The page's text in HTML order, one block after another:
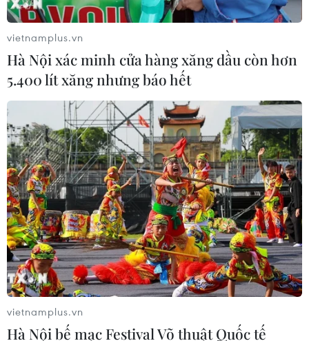
trận bất bại
Đội tuyển Việt Nam đối đầu Malaysia
tại bán kết ASEAN Cup 2026
08/08/2026 15:53
Chủ sân Azteca lỗ hơn 47 triệu USD vì
World Cup 2026
08/08/2026 06:43
ASEAN Cup 2026 ngày 8/8: Xác định
đối thủ của đội tuyển Việt Nam ở bán
kết
08/08/2026 03:50
vietnamplus.vn
Hà Nội xác minh cửa hàng xăng dầu còn hơn
5.400 lít xăng nhưng báo hết
vietnamplus.vn
Hà Nội bế mạc Festival Võ thuật Quốc tế